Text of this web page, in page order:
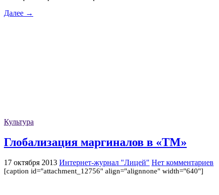
Далее →
Культура
Глобализация маргиналов в «ТМ»
17 октября 2013 Интернет-журнал "Лицей" Нет комментариев
[caption id="attachment_12756" align="alignnone" width="640"]